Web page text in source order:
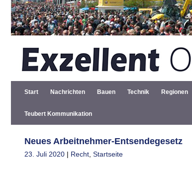
Start Nachrichten Bauen Technik Regionen
Teubert Kommunikation
Neues Arbeitnehmer-Entsendegesetz
23. Juli 2020 | Recht Startseite